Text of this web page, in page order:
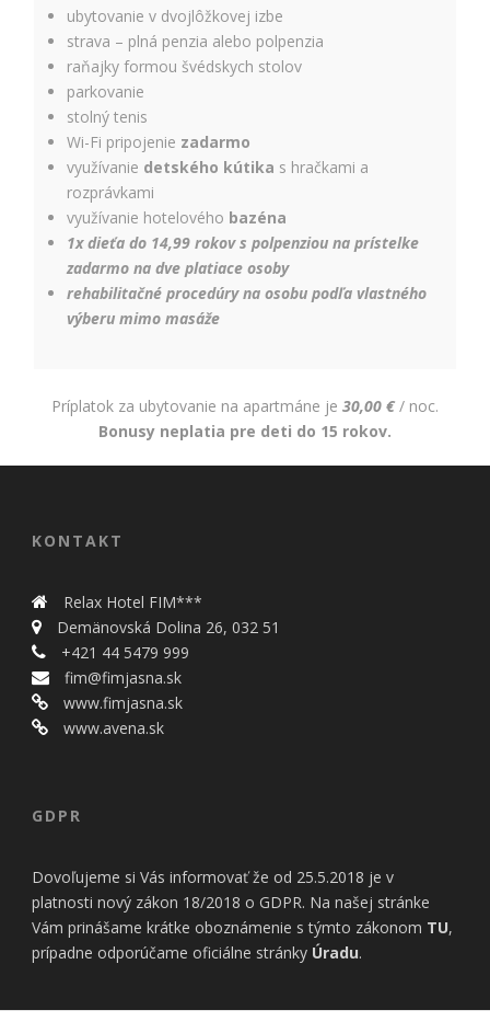
ubytovanie v dvojlôžkovej izbe
strava – plná penzia alebo polpenzia
raňajky formou švédskych stolov
parkovanie
stolný tenis
Wi-Fi pripojenie zadarmo
využívanie detského kútika s hračkami a
rozprávkami
využívanie hotelového bazéna
1x dieťa do 14,99 rokov s polpenziou na prístelke
zadarmo na dve platiace osoby
rehabilitačné procedúry na osobu podľa vlastného
výberu mimo masáže
Príplatok za ubytovanie na apartmáne je 30,00 € / noc.
Bonusy neplatia pre deti do 15 rokov.
KONTAKT
Relax Hotel FIM***
Demänovská Dolina 26, 032 51
+421 44 5479 999
fim@fimjasna.sk
www.fimjasna.sk
www.avena.sk
GDPR
Dovoľujeme si Vás informovať že od 25.5.2018 je v
platnosti nový zákon 18/2018 o GDPR. Na našej stránke
Vám prinášame krátke oboznámenie s týmto zákonom TU,
prípadne odporúčame oficiálne stránky Úradu.